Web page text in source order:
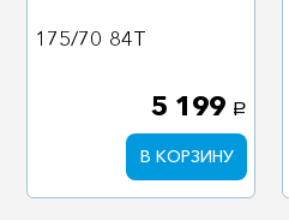
175/70 84T
5 199 a
В КОРЗИНУ